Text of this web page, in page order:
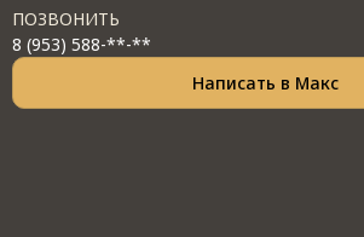
ПОЗВОНИТЬ
8 (953) 588-**-**
Написать в Макс